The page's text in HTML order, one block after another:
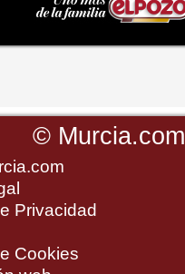
© Murcia.com
Privacidad
Cookies